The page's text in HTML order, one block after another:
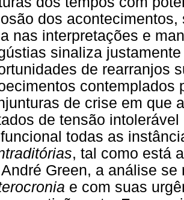
dos
nas interpretações e
sinaliza
de rearranjos
contemplados
de crise em que
de tensão
todas as
, tal como está
Green, a análise
e com suas